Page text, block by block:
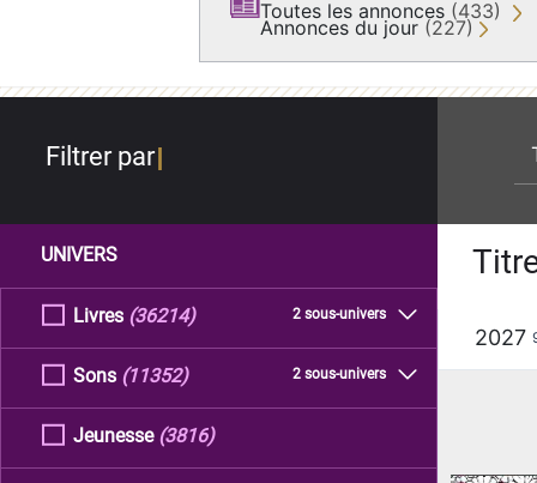
Toutes les annonces (433)
Annonces du jour (227)
Filtrer par
UNIVERS
Livres 2 sous-univers
(36214)
Sons 2 sous-univers
(11352)
Jeunesse (3816)
2027